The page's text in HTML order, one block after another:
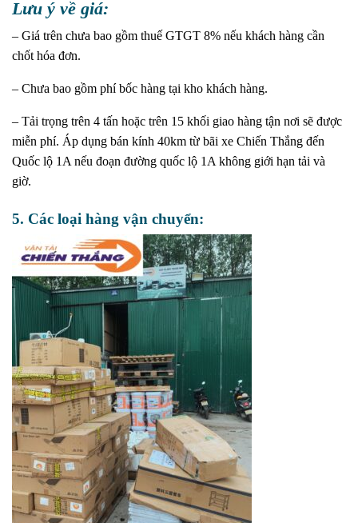
Lưu ý về giá:
– Giá trên chưa bao gồm thuế GTGT 8% nếu khách hàng cần
chốt hóa đơn.
– Chưa bao gồm phí bốc hàng tại kho khách hàng.
– Tải trọng trên 4 tấn hoặc trên 15 khối giao hàng tận nơi sẽ được
miễn phí. Áp dụng bán kính 40km từ bãi xe Chiến Thắng đến
Quốc lộ 1A nếu đoạn đường quốc lộ 1A không giới hạn tải và
giờ.
5. Các loại hàng vận chuyển: